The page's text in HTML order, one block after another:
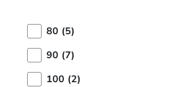
80 (5)
90 (7)
100 (2)